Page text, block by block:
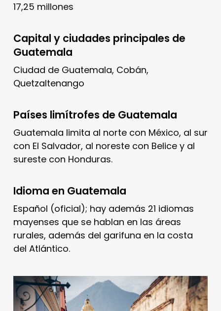
17,25 millones
Capital y ciudades principales de
Guatemala
Ciudad de Guatemala, Cobán,
Quetzaltenango
Países limítrofes de Guatemala
Guatemala limita al norte con México, al sur
con El Salvador, al noreste con Belice y al
sureste con Honduras.
Idioma en Guatemala
Español (oficial); hay además 21 idiomas
mayenses que se hablan en las áreas
rurales, además del garifuna en la costa
del Atlántico.